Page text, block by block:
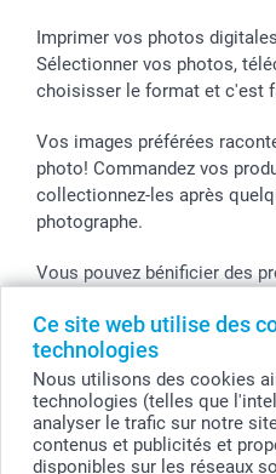
Ce site web utilise des
technologies
Nous utilisons des cookies
technologies (telles que
analyser le trafic sur notre
contenus et publicités et
disponibles sur les réseaux
Imprimer vos photos
Sélectionner vos photos,
choisisser le format et c'est
Vos images préférées
photo! Commandez vos
collectionnez-les après
photographe.
Vous pouvez bénificier des
© smartphoto group. Tous droits
smartphoto group SA.
Siège social : Kwatrechtsteenweg
Tous les prix sont en EURO (€),